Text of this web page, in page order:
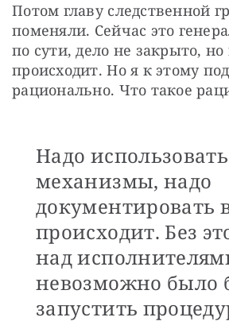
Потом главу следственной
поменяли. Сейчас это
по сути, дело не закрыто, но
происходит. Но я к этому
рационально. Что такое
Надо
механизмы, надо
документировать
происходит. Без
над
невозможно было
запустить